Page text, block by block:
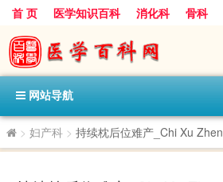
首 页 医学知识百科 消化科 骨科
心血管病科
呼吸科 神经科
内分泌科
口腔科
网站导航
> 妇产科 > 持续枕后位难产_Chi Xu